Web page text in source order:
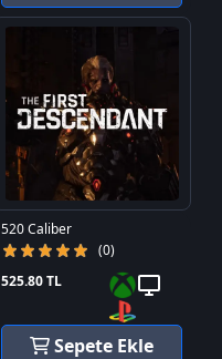
520 Caliber
(0)
525.80 TL
Sepete Ekle